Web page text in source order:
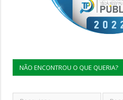
NÃO ENCONTROU O QUE QUERIA?